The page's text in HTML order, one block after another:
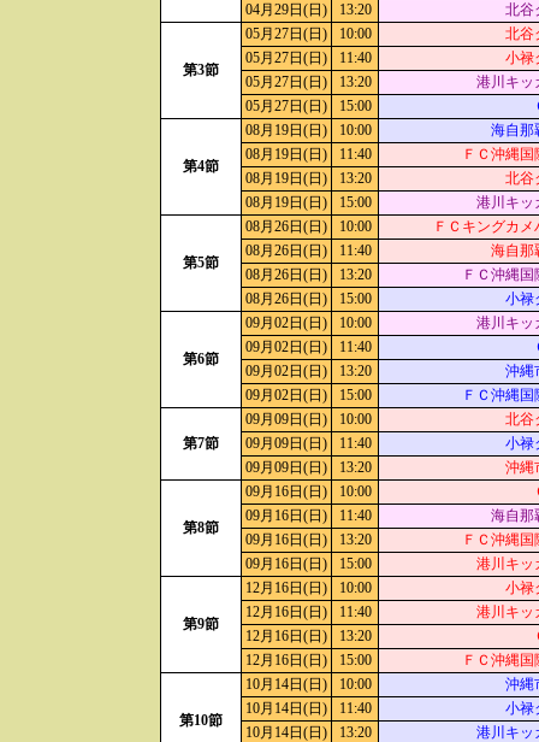
04月29日(日)
13:20 北谷
第3節
05月27日(日) 10:00
北谷
05月27日(日)
11:40
小禄
05月27日(日)
13:20
港川キッ
05月27日(日)
15:00
第4節
08月19日(日) 10:00
海自那
08月19日(日)
11:40
ＦＣ沖縄国
08月19日(日)
13:20
北谷
08月19日(日)
15:00 港川キッ
第5節
08月26日(日) 10:00
ＦＣキングカメ
08月26日(日)
11:40
海自那
08月26日(日)
13:20
ＦＣ沖縄国
08月26日(日)
15:00 小禄
第6節
09月02日(日) 10:00
港川キッ
09月02日(日)
11:40
09月02日(日)
13:20
沖縄
09月02日(日)
15:00 ＦＣ沖縄国
第7節
09月09日(日) 10:00
北谷
09月09日(日)
11:40
小禄
09月09日(日)
13:20 沖縄
第8節
09月16日(日) 10:00
09月16日(日)
11:40
海自那
09月16日(日)
13:20
ＦＣ沖縄国
09月16日(日)
15:00 港川キッ
第9節
12月16日(日) 10:00
小禄
12月16日(日)
11:40
港川キッ
12月16日(日)
13:20
12月16日(日)
15:00 ＦＣ沖縄国
第10節
10月14日(日) 10:00
沖縄
10月14日(日)
11:40
小禄
10月14日(日)
13:20
港川キッ